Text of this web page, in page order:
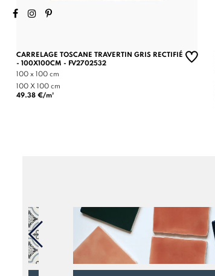
CARRELAGE TOSCANE TRAVERTIN GRIS RECTIFIÉ
- 100X100CM - FV2702532
100 x 100 cm
100 X 100 cm
49.38 €/m²